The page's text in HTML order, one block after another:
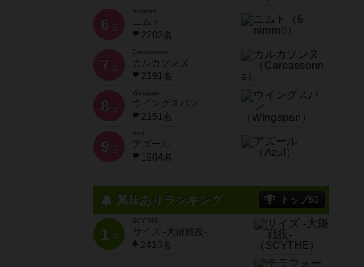
6 位
ニムト
2202名
7 位
Carcassonne
カルカソンヌ
2191名
8 位
Wingspan
ウイングスパン
2151名
9 位
Azul
アズール
1904名
興味ありランキング トップ50
1位
SCYTHE
サイズ -大鎌戦役-
2416名